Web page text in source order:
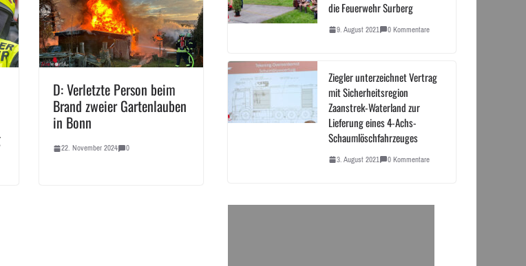
D: Verletzte Person beim
Brand zweier Gartenlauben
in Bonn
22. November 2024 0
die Feuerwehr Surberg
9. August 2021 0 Kommentare
Ziegler unterzeichnet Vertrag
mit Sicherheitsregion
Zaanstrek-Waterland zur
Lieferung eines 4-Achs-
Schaumlöschfahrzeuges
3. August 2021 0 Kommentare